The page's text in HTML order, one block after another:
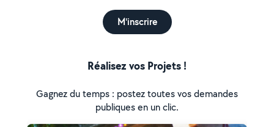
M'inscrire
Réalisez vos Projets !
Gagnez du temps : postez toutes vos demandes
publiques en un clic.